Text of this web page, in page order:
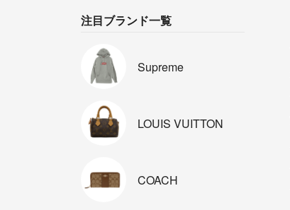
注目ブランド一覧
Supreme
LOUIS VUITTON
COACH